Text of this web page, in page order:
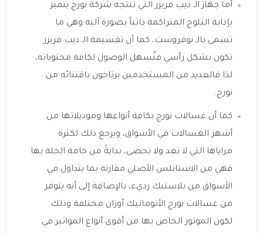
أما جهاز الـ ديب فريزر التي تنتجه شركة نورج يتميز
بإذابة الثلوج المتراكمة ذاتياً بصورة آلية وهي ما
تسمى بالـ نوفروست، كما أن تقسيمة الـ ديب فريزر
تكون بشكل رأسي فتُسهل الوصول لكافة محتوياته،
لذا فالعديد من المستخدمين يرتاحون باقتنائه من
نورج.
كما أن غسالات نورج بكافة أنواعها وموديلاتها من
أشهر الغسالات في الأسواق، ويرجع ذلك لكثرة
مزاياها التي لا تعد ولا تحصى، بدايةً من خامة الحلة بها
فهي من الاستانلس الأصلي مقارنة بما يتداول في
الأسواق من بلاستيك رديء، بالإضافة إلى أنه يتوفر
من غسالات نورج الأتوماتيك أوزان مختلفة وذلك
لكون الموتور الخاص بها من أقوى أنواع المواتير في